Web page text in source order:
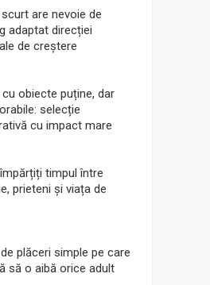
are nevoie de
adaptat direcției
de creștere
obiecte puține, dar
selecție
cu impact mare
timpul între
prieteni și viața de
plăceri simple pe care
să o aibă orice adult